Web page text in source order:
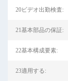
20ビデオ出勤検査:
21基本部品の保証:
22基本構成要素:
23適用する: